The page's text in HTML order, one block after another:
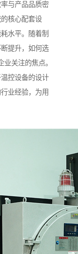
与产品品质密
核心配套设
水平。随着制
提升，如何选
关注的焦点。
控设备的设计
业经验，为用